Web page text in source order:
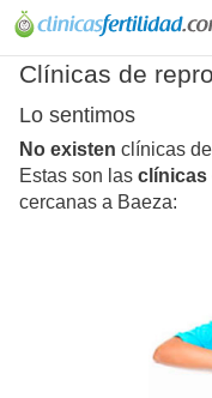
Clínicas de
Lo sentimos
No existen clínicas
Estas son las clínicas
cercanas a Baeza: